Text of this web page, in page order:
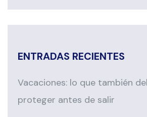
ENTRADAS RECIENTES
Vacaciones: lo que también
proteger antes de salir